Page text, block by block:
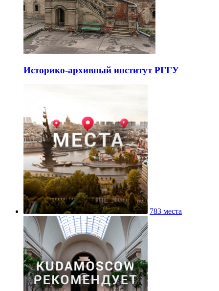
Историко-архивный институт РГГУ
783 места